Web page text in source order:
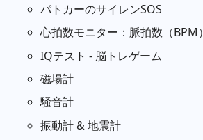
パトカーのサイレンSOS
心拍数モニター：脈拍数（BPM）
IQテスト - 脳トレゲーム
磁場計
騒音計
振動計 & 地震計